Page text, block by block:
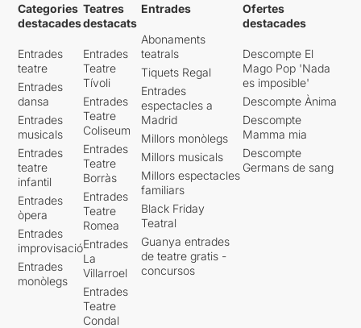
Categories
destacades
Entrades
teatre
Entrades
dansa
Entrades
musicals
Entrades
teatre
infantil
Entrades
òpera
Entrades
improvisació
Entrades
monòlegs
Teatres
destacats
Entrades
Teatre
Tívoli
Entrades
Teatre
Coliseum
Entrades
Teatre
Borràs
Entrades
Teatre
Romea
Entrades
La
Villarroel
Entrades
Teatre
Condal
Entrades
Abonaments
teatrals
Tiquets Regal
Entrades
espectacles a
Madrid
Millors monòlegs
Millors musicals
Millors espectacles
familiars
Black Friday
Teatral
Guanya entrades
de teatre gratis -
concursos
Ofertes
destacades
Descompte El
Mago Pop 'Nada
es imposible'
Descompte Ànima
Descompte
Mamma mia
Descompte
Germans de sang